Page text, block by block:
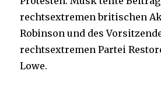
rechtsextremen britischen
Robinson und des
rechtsextremen Partei
Lowe.